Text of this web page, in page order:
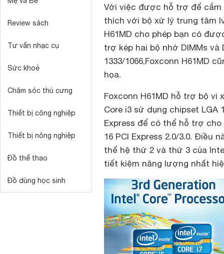
Review sách
Tư vấn nhạc cụ
Sức khoẻ
Chăm sóc thú cưng
Thiết bị công nghiệp
Thiết bị nông nghiệp
Đồ thể thao
Đồ dùng học sinh
Với việc được hỗ trợ đế cắm
thích với bộ xử lý trung tâm
H61MD cho phép bạn có
trợ kép hai bộ nhớ DIMMs
1333/1066,Foxconn H61MD
họa.
Foxconn H61MD hỗ trợ bộ vi
Core i3 sử dụng chipset LGA
Express để có thể hỗ trợ cho
16 PCI Express 2.0/3.0. Điều
thế hệ thứ 2 và thứ 3 của
tiết kiệm năng lượng nhất